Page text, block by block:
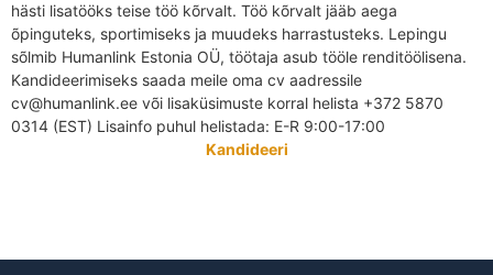
hästi lisatööks teise töö kõrvalt. Töö kõrvalt jääb aega
õpinguteks, sportimiseks ja muudeks harrastusteks. Lepingu
sõlmib Humanlink Estonia OÜ, töötaja asub tööle renditöölisena.
Kandideerimiseks saada meile oma cv aadressile
cv@humanlink.ee või lisaküsimuste korral helista +372 5870
0314 (EST) Lisainfo puhul helistada: E-R 9:00-17:00
Kandideeri